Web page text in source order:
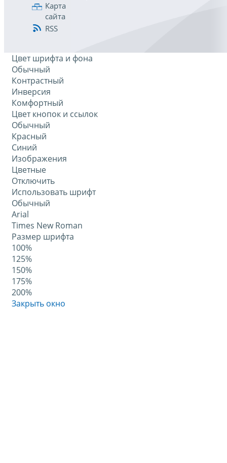
Карта
сайта
RSS
Цвет шрифта и фона
Обычный
Контрастный
Инверсия
Комфортный
Цвет кнопок и ссылок
Обычный
Красный
Синий
Изображения
Цветные
Отключить
Использовать шрифт
Обычный
Arial
Times New Roman
Размер шрифта
100%
125%
150%
175%
200%
Закрыть окно